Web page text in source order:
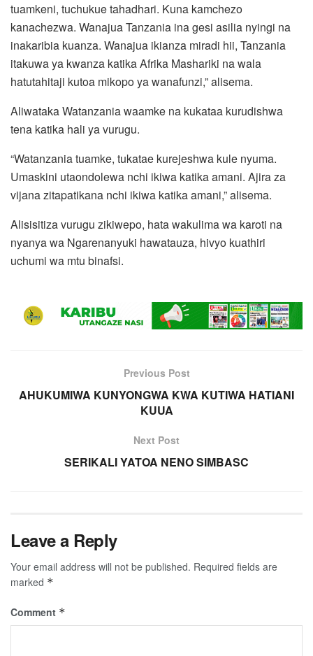
tuamkeni, tuchukue tahadhari. Kuna kamchezo
kanachezwa. Wanajua Tanzania ina gesi asilia nyingi na
inakaribia kuanza. Wanajua ikianza miradi hii, Tanzania
itakuwa ya kwanza katika Afrika Mashariki na wala
hatutahitaji kutoa mikopo ya wanafunzi,” alisema.
Aliwataka Watanzania waamke na kukataa kurudishwa
tena katika hali ya vurugu.
“Watanzania tuamke, tukatae kurejeshwa kule nyuma.
Umaskini utaondolewa nchi ikiwa katika amani. Ajira za
vijana zitapatikana nchi ikiwa katika amani,” alisema.
Alisisitiza vurugu zikiwepo, hata wakulima wa karoti na
nyanya wa Ngarenanyuki hawatauza, hivyo kuathiri
uchumi wa mtu binafsi.
Previous Post
AHUKUMIWA KUNYONGWA KWA KUTIWA HATIANI
KUUA
Next Post
SERIKALI YATOA NENO SIMBASC
Leave a Reply
Your email address will not be published. Required fields are
marked *
Comment *